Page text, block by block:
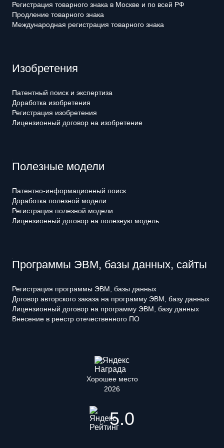
Регистрация товарного знака в Москве и по всей РФ
Продление товарного знака
Международная регистрация товарного знака
Изобретения
Патентный поиск и экспертиза
Доработка изобретения
Регистрация изобретения
Лицензионный договор на изобретение
Полезные модели
Патентно-информационный поиск
Доработка полезной модели
Регистрация полезной модели
Лицензионный договор на полезную модель
Программы ЭВМ, базы данных, сайты
Регистрация программы ЭВМ, базы данных
Договор авторского заказа на программу ЭВМ, базу данных
Лицензионный договор на программу ЭВМ, базу данных
Внесение в реестр отечественного ПО
Хорошее место
2026
5.0